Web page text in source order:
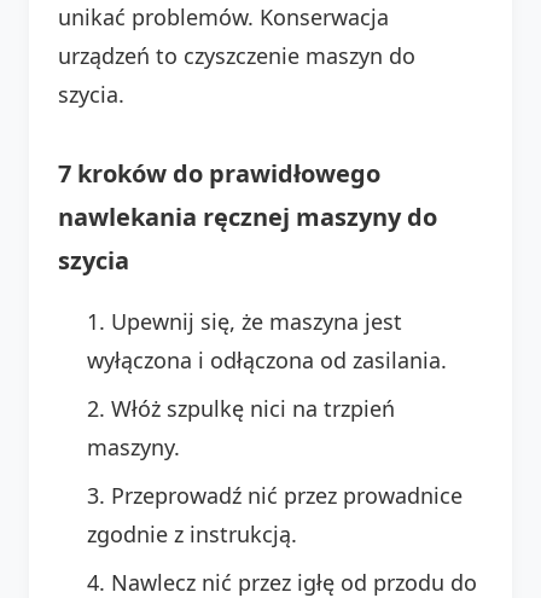
unikać problemów. Konserwacja
urządzeń to czyszczenie maszyn do
szycia.
7 kroków do prawidłowego
nawlekania ręcznej maszyny do
szycia
Upewnij się, że maszyna jest
wyłączona i odłączona od zasilania.
Włóż szpulkę nici na trzpień
maszyny.
Przeprowadź nić przez prowadnice
zgodnie z instrukcją.
Nawlecz nić przez igłę od przodu do